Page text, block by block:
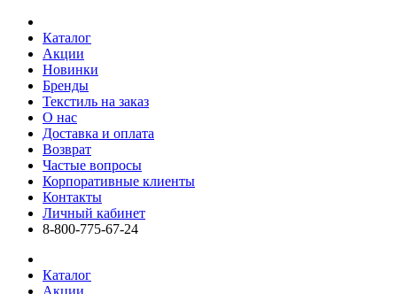
Каталог
Акции
Новинки
Бренды
Текстиль на заказ
О нас
Доставка и оплата
Возврат
Частые вопросы
Корпоративные клиенты
Контакты
Личный кабинет
8-800-775-67-24
Каталог
Акции